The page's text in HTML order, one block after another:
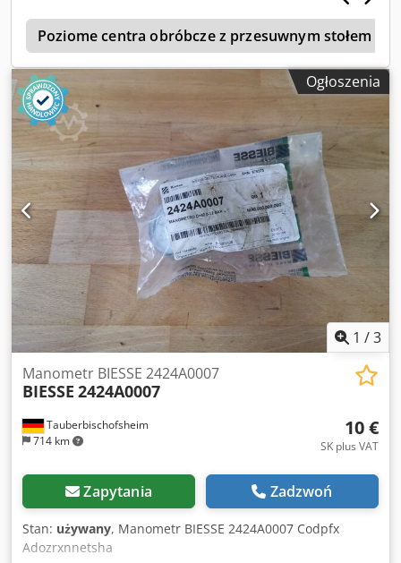
pochodzenie. Maszynę można przetestować w naszym
salonie wystawowym w Brnie. Cjdpfxjzcrfpo Adteha
Poziome centra obróbcze z przesuwnym stołem
Ogłoszenia
1 /3
Tauberbischofsheim
714 km
Manometr BIESSE 2424A0007
BIESSE 2424A0007
10 €
SK plus VAT
Zapytania Zadzwoń
Stan: używany, Manometr BIESSE 2424A0007 Codpfx
Adozrxnnetsha